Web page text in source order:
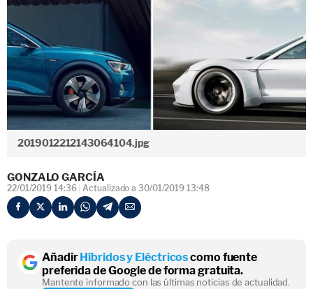
2019012212143064104.jpg
GONZALO GARCÍA
22/01/2019 14:36 Actualizado a 30/01/2019 13:48
AñadirHíbridos y Eléctricoscomo fuente
preferida de Google de forma gratuita.
Mantente informado con las últimas noticias de actualidad.